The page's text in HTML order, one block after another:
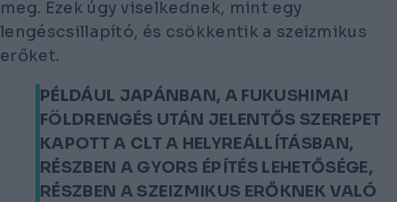
meg. Ezek úgy viselkednek, mint egy
lengéscsillapító, és csökkentik a szeizmikus
erőket.
PÉLDÁUL JAPÁNBAN, A FUKUSHIMAI
FÖLDRENGÉS UTÁN JELENTŐS SZEREPET
KAPOTT A CLT A HELYREÁLLÍTÁSBAN,
RÉSZBEN A GYORS ÉPÍTÉS LEHETŐSÉGE,
RÉSZBEN A SZEIZMIKUS ERŐKNEK VALÓ